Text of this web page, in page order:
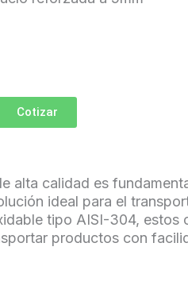
Cotizar
alta calidad es
ideal para el
tipo AISI-304,
productos con